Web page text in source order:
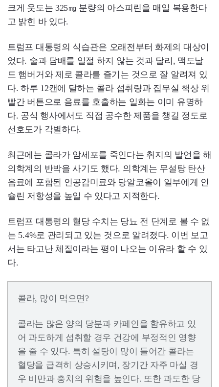
크게 웃도는 325㎎ 분량의 아스피린을 매일 복용한다
고 밝힌 바 있다.
트럼프 대통령의 식습관은 오래전부터 화제의 대상이
었다. 술과 담배를 일절 하지 않는 것과 달리, 맥도날
드 햄버거와 제로 콜라를 즐기는 것으로 잘 알려져 있
다. 하루 12캔에 달하는 콜라 섭취량과 집무실 책상 위
빨간 버튼으로 음료를 호출하는 일화는 이미 유명하
다. 공식 행사에서도 직접 공수한 제품을 챙길 정도로
선호도가 각별하다.
최근에는 콜라가 암세포를 죽인다는 취지의 발언을 해
의학계의 반박을 사기도 했다. 의학계는 무설탕 탄산
음료에 포함된 인공감미료와 당알코올이 일부에게 인
슐린 저항성을 높일 수 있다고 지적한다.
트럼프 대통령의 혈당 수치는 당뇨 전 단계로 볼 수 없
는 5.4%로 관리되고 있는 것으로 알려졌다. 이번 보고
서는 타고난 체질이라는 평이 나오는 이유라 할 수 있
다.
콜라, 많이 먹으면?
콜라는 많은 양의 당분과 카페인을 함유하고 있
어 과도하게 섭취할 경우 건강에 부정적인 영향
을 줄 수 있다. 특히 설탕이 많이 들어간 콜라는
혈당을 급격히 상승시키며, 장기간 자주 마실 경
우 비만과 충치의 위험을 높인다. 또한 과도한 당